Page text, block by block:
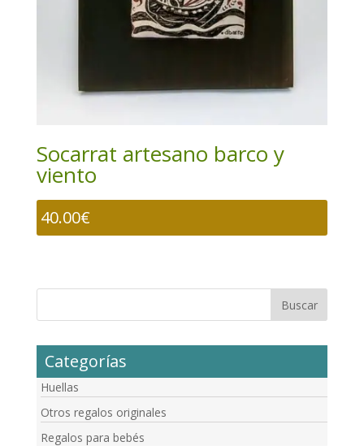
Socarrat artesano barco y
viento
40.00€
Categorías
Huellas
Otros regalos originales
Regalos para bebés